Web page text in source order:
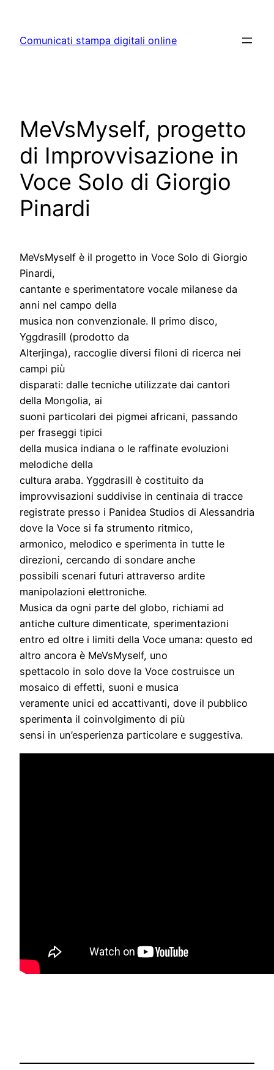
content
Comunicati stampa digitali online
MeVsMyself, progetto
di Improvvisazione in
Voce Solo di Giorgio
Pinardi
MeVsMyself è il progetto in Voce Solo di Giorgio
Pinardi,
cantante e sperimentatore vocale milanese da
anni nel campo della
musica non convenzionale. Il primo disco,
Yggdrasill (prodotto da
Alterjinga), raccoglie diversi filoni di ricerca nei
campi più
disparati: dalle tecniche utilizzate dai cantori
della Mongolia, ai
suoni particolari dei pigmei africani, passando
per fraseggi tipici
della musica indiana o le raffinate evoluzioni
melodiche della
cultura araba. Yggdrasill è costituito da
improvvisazioni suddivise in centinaia di tracce
registrate presso i Panidea Studios di Alessandria
dove la Voce si fa strumento ritmico,
armonico, melodico e sperimenta in tutte le
direzioni, cercando di sondare anche
possibili scenari futuri attraverso ardite
manipolazioni elettroniche.
Musica da ogni parte del globo, richiami ad
antiche culture dimenticate, sperimentazioni
entro ed oltre i limiti della Voce umana: questo ed
altro ancora è MeVsMyself, uno
spettacolo in solo dove la Voce costruisce un
mosaico di effetti, suoni e musica
veramente unici ed accattivanti, dove il pubblico
sperimenta il coinvolgimento di più
sensi in un’esperienza particolare e suggestiva.